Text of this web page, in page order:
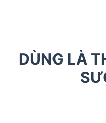
DÙNG LÀ